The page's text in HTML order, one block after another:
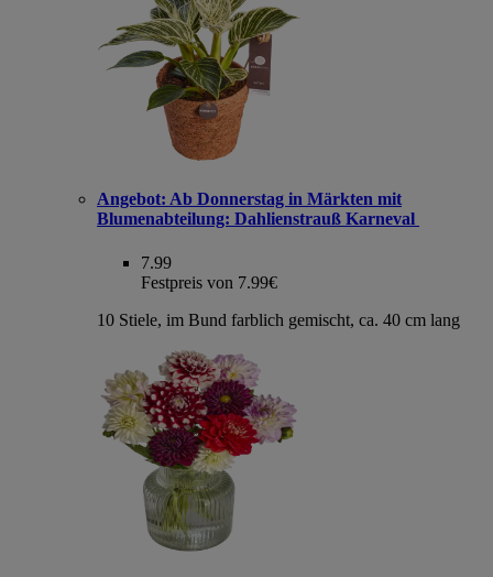
Angebot: Ab Donnerstag in Märkten mit
Blumenabteilung: Dahlienstrauß Karneval
7.99
Festpreis von 7.99€
10 Stiele, im Bund farblich gemischt, ca. 40 cm lang